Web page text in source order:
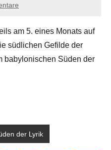
am 5. eines Monats auf
südlichen Gefilde der
babylonischen Süden der
der Lyrik